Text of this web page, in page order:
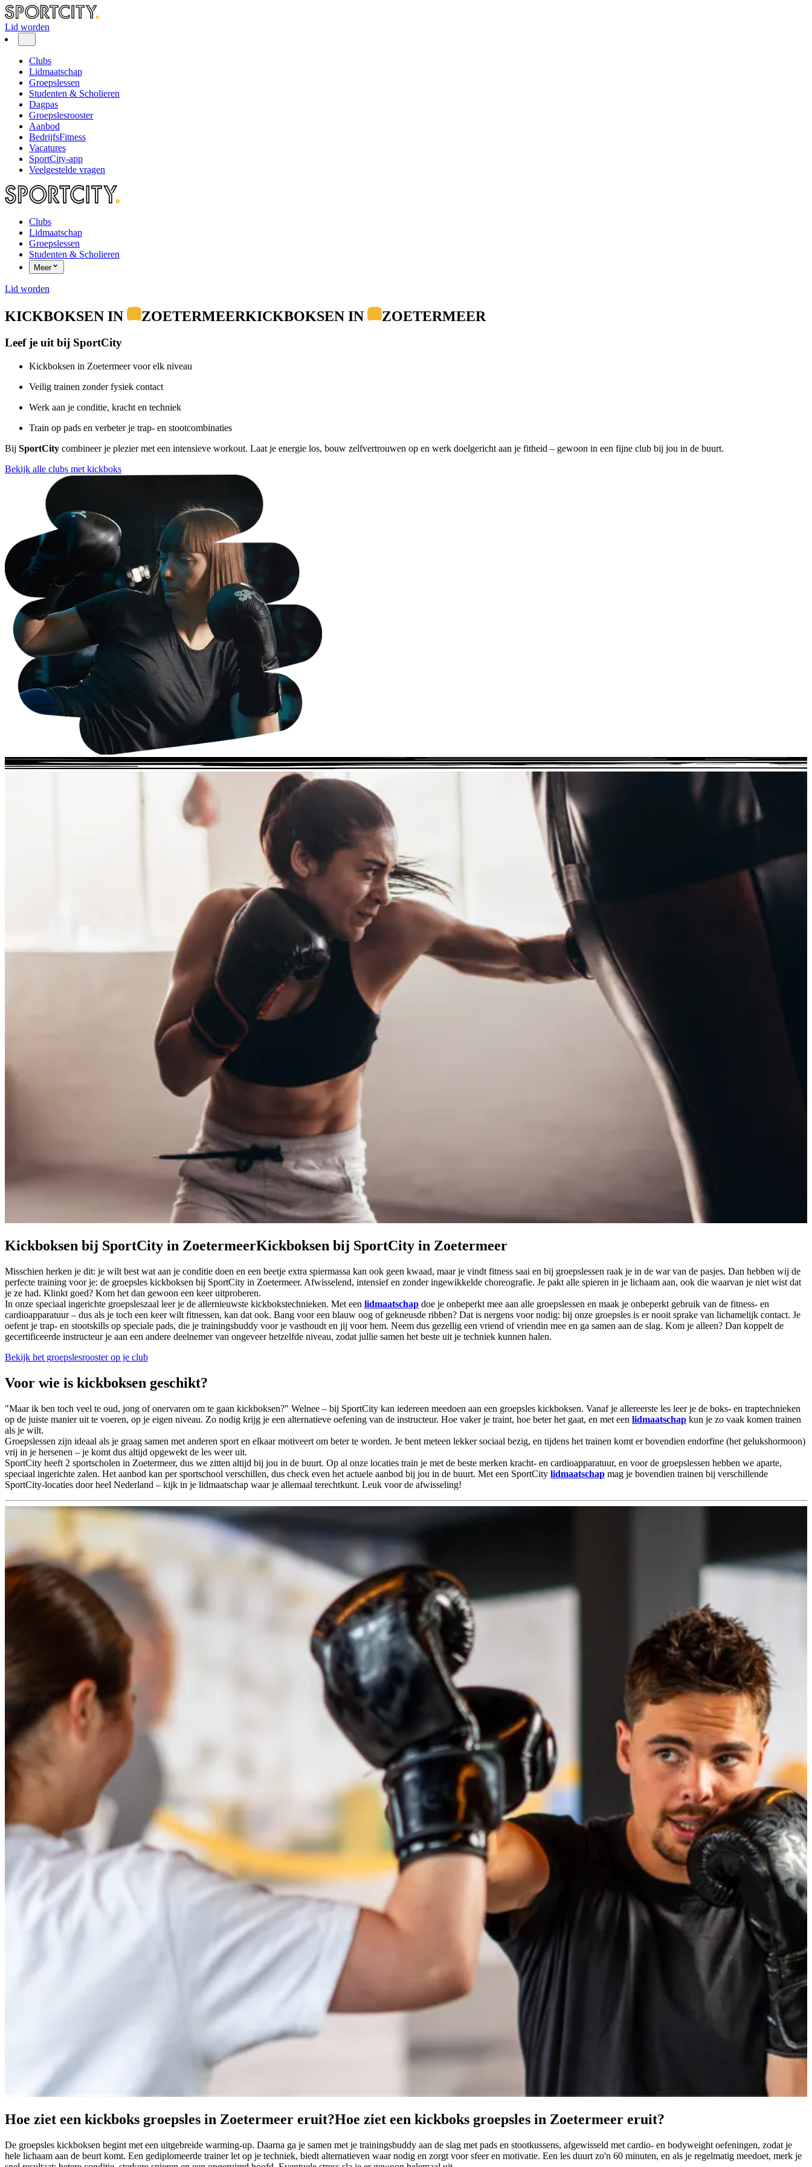
Lid worden
Clubs
Lidmaatschap
Groepslessen
Studenten & Scholieren
Dagpas
Groepslesrooster
Aanbod
BedrijfsFitness
Vacatures
SportCity-app
Veelgestelde vragen
Clubs
Lidmaatschap
Groepslessen
Studenten & Scholieren
Meer
Lid worden
KICKBOKSEN IN ZOETERMEERKICKBOKSEN IN ZOETERMEER
Leef je uit bij SportCity
Kickboksen in Zoetermeer voor elk niveau
Veilig trainen zonder fysiek contact
Werk aan je conditie, kracht en techniek
Train op pads en verbeter je trap- en stootcombinaties
Bij SportCity combineer je plezier met een intensieve workout. Laat je energie los, bouw zelfvertrouwen op en werk doelgericht aan je fitheid – gewoon in een fijne club bij jou in de buurt.
Bekijk alle clubs met kickboks
Kickboksen bij SportCity in ZoetermeerKickboksen bij SportCity in Zoetermeer
Misschien herken je dit: je wilt best wat aan je conditie doen en een beetje extra spiermassa kan ook geen kwaad, maar je vindt fitness saai en bij groepslessen raak je in de war van de pasjes. Dan hebben wij de
perfecte training voor je: de groepsles kickboksen bij SportCity in Zoetermeer. Afwisselend, intensief en zonder ingewikkelde choreografie. Je pakt alle spieren in je lichaam aan, ook die waarvan je niet wist dat
je ze had. Klinkt goed? Kom het dan gewoon een keer uitproberen.
In onze speciaal ingerichte groepsleszaal leer je de allernieuwste kickbokstechnieken. Met een lidmaatschap doe je onbeperkt mee aan alle groepslessen en maak je onbeperkt gebruik van de fitness- en
cardioapparatuur – dus als je toch een keer wilt fitnessen, kan dat ook. Bang voor een blauw oog of gekneusde ribben? Dat is nergens voor nodig: bij onze groepsles is er nooit sprake van lichamelijk contact. Je
oefent je trap- en stootskills op speciale pads, die je trainingsbuddy voor je vasthoudt en jij voor hem. Neem dus gezellig een vriend of vriendin mee en ga samen aan de slag. Kom je alleen? Dan koppelt de
gecertificeerde instructeur je aan een andere deelnemer van ongeveer hetzelfde niveau, zodat jullie samen het beste uit je techniek kunnen halen.
Bekijk het groepslesrooster op je club
Voor wie is kickboksen geschikt?
"Maar ik ben toch veel te oud, jong of onervaren om te gaan kickboksen?" Welnee – bij SportCity kan iedereen meedoen aan een groepsles kickboksen. Vanaf je allereerste les leer je de boks- en traptechnieken
op de juiste manier uit te voeren, op je eigen niveau. Zo nodig krijg je een alternatieve oefening van de instructeur. Hoe vaker je traint, hoe beter het gaat, en met een lidmaatschap kun je zo vaak komen trainen
als je wilt.
Groepslessen zijn ideaal als je graag samen met anderen sport en elkaar motiveert om beter te worden. Je bent meteen lekker sociaal bezig, en tijdens het trainen komt er bovendien endorfine (het gelukshormoon)
vrij in je hersenen – je komt dus altijd opgewekt de les weer uit.
SportCity heeft 2 sportscholen in Zoetermeer, dus we zitten altijd bij jou in de buurt. Op al onze locaties train je met de beste merken kracht- en cardioapparatuur, en voor de groepslessen hebben we aparte,
speciaal ingerichte zalen. Het aanbod kan per sportschool verschillen, dus check even het actuele aanbod bij jou in de buurt. Met een SportCity lidmaatschap mag je bovendien trainen bij verschillende
SportCity-locaties door heel Nederland – kijk in je lidmaatschap waar je allemaal terechtkunt. Leuk voor de afwisseling!
Hoe ziet een kickboks groepsles in Zoetermeer eruit?Hoe ziet een kickboks groepsles in Zoetermeer eruit?
De groepsles kickboksen begint met een uitgebreide warming-up. Daarna ga je samen met je trainingsbuddy aan de slag met pads en stootkussens, afgewisseld met cardio- en bodyweight oefeningen, zodat je
hele lichaam aan de beurt komt. Een gediplomeerde trainer let op je techniek, biedt alternatieven waar nodig en zorgt voor sfeer en motivatie. Een les duurt zo'n 60 minuten, en als je regelmatig meedoet, merk je